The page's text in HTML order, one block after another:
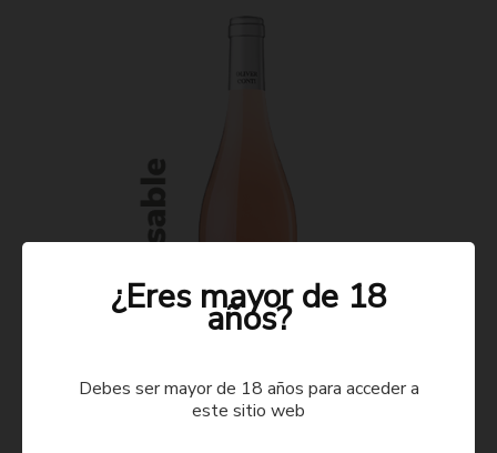
¿Eres mayor de 18
años?
Debes ser mayor de 18 años para acceder a
este sitio web